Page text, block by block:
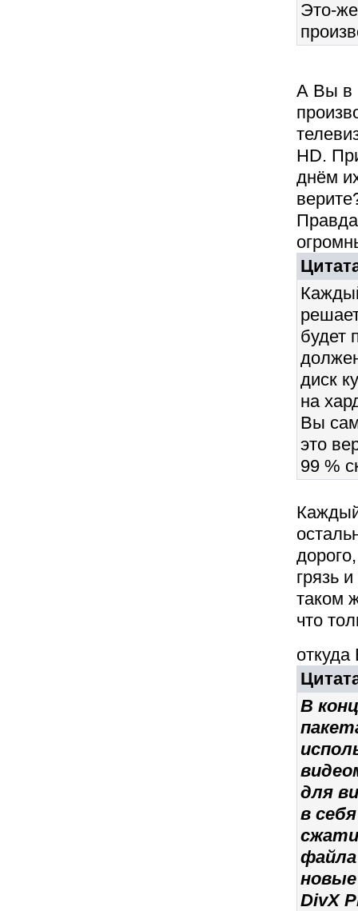
Это-
А Вы в
HD.
днём
будет
диск
на
Вы
это
99 %
грязь
таком
что
В
для
в
файла
DivX